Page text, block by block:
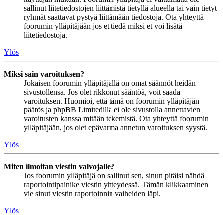
sallinut liitetiedostojen liittämistä tietyllä alueella tai vain tietyt
ryhmät saattavat pystyä liittämään tiedostoja. Ota yhteyttä
foorumin ylläpitäjään jos et tiedä miksi et voi lisätä
liitetiedostoja.
Ylös
Miksi sain varoituksen?
Jokaisen foorumin ylläpitäjällä on omat säännöt heidän
sivustollensa. Jos olet rikkonut sääntöä, voit saada
varoituksen. Huomioi, että tämä on foorumin ylläpitäjän
päätös ja phpBB Limitedillä ei ole sivustolla annettavien
varoitusten kanssa mitään tekemistä. Ota yhteyttä foorumin
ylläpitäjään, jos olet epävarma annetun varoituksen syystä.
Ylös
Miten ilmoitan viestin valvojalle?
Jos foorumin ylläpitäjä on sallinut sen, sinun pitäisi nähdä
raportointipainike viestin yhteydessä. Tämän klikkaaminen
vie sinut viestin raportoinnin vaiheiden läpi.
Ylös